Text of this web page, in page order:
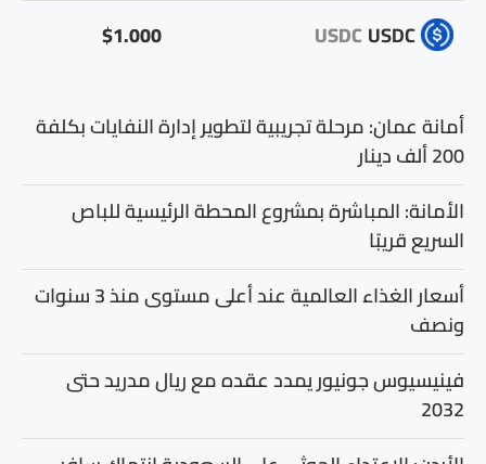
USDC
USDC
$1.000
أمانة عمان: مرحلة تجريبية لتطوير إدارة النفايات بكلفة
200 ألف دينار
الأمانة: المباشرة بمشروع المحطة الرئيسية للباص
السريع قريبًا
أسعار الغذاء العالمية عند أعلى مستوى منذ 3 سنوات
ونصف
فينيسيوس جونيور يمدد عقده مع ريال مدريد حتى
2032